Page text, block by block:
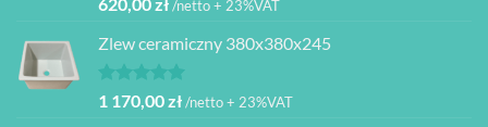
na 5
/netto + 23%VAT
Zlew ceramiczny 380x380x245
Oceniono
na 5
1 170,00zł/netto + 23%VAT